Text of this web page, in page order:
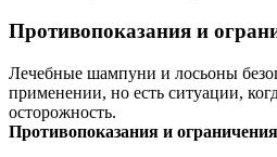
Противопоказания и
Лечебные шампуни и лосьоны
применении, но есть ситуации,
осторожность.
Противопоказания и